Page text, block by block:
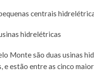
centrais
hidrelétricas
Monte são duas usinas
e estão entre as cinco